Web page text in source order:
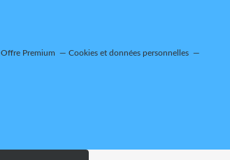
Offre Premium Cookies et données personnelles